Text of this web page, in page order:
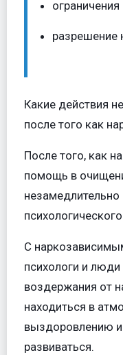
разрешение
Какие действия
после того как
После того, как
помощь в
незамедлительно
С
психологи и
воздержания от
находиться в
выздоровлению и
развиваться.